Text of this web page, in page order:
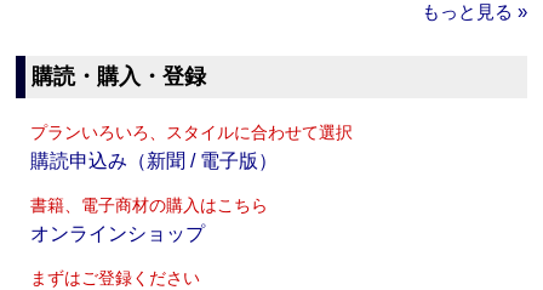
もっと見る »
購読・購入・登録
プランいろいろ、スタイルに合わせて選択
購読申込み（新聞 / 電子版）
書籍、電子商材の購入はこちら
オンラインショップ
まずはご登録ください